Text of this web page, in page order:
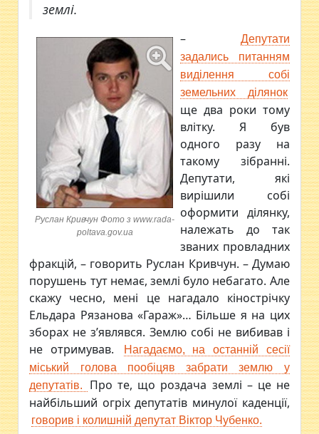
землі.
Руслан Кривчун Фото з www.rada-
poltava.gov.ua
–
Депутати
задались питанням
виділення собі
земельних ділянок
ще два роки тому
влітку. Я був
одного разу на
такому зібранні.
Депутати, які
вирішили собі
оформити ділянку,
належать до так
званих провладних
фракцій, – говорить Руслан Кривчун. – Думаю
порушень тут немає, землі було небагато. Але
скажу чесно, мені це нагадало кінострічку
Ельдара Рязанова «Гараж»… Більше я на цих
зборах не з’являвся. Землю собі не вибивав і
не отримував.
Нагадаємо, на останній сесії
міський голова пообіцяв забрати землю у
депутатів.
Про те, що роздача землі – це не
найбільший огріх депутатів минулої каденції,
говорив і колишній депутат Віктор Чубенко.